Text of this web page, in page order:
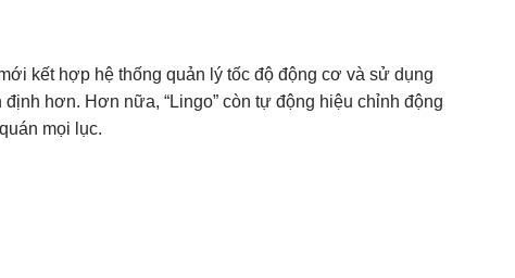
kết hợp hệ thống quản lý tốc độ động cơ và sử dụng
hơn. Hơn nữa, “Lingo” còn tự động hiệu chỉnh động
mọi lục.